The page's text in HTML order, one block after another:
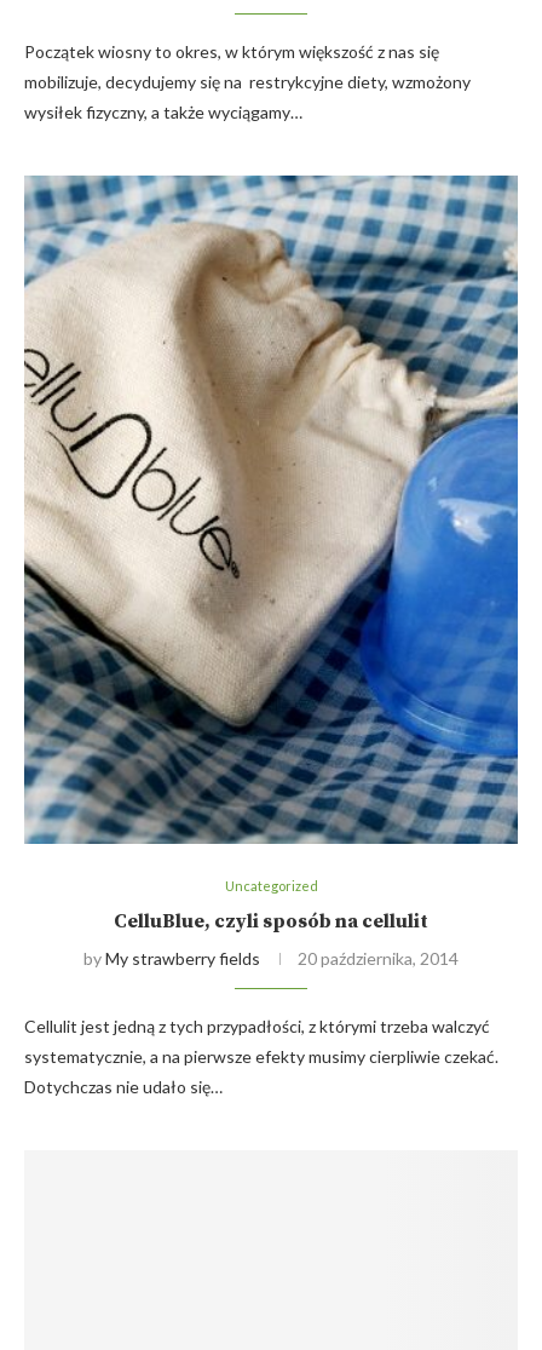
Początek wiosny to okres, w którym większość z nas się
mobilizuje, decydujemy się na restrykcyjne diety, wzmożony
wysiłek fizyczny, a także wyciągamy…
Uncategorized
CelluBlue, czyli sposób na cellulit
byMy strawberry fields 20 października, 2014
Cellulit jest jedną z tych przypadłości, z którymi trzeba walczyć
systematycznie, a na pierwsze efekty musimy cierpliwie czekać.
Dotychczas nie udało się…